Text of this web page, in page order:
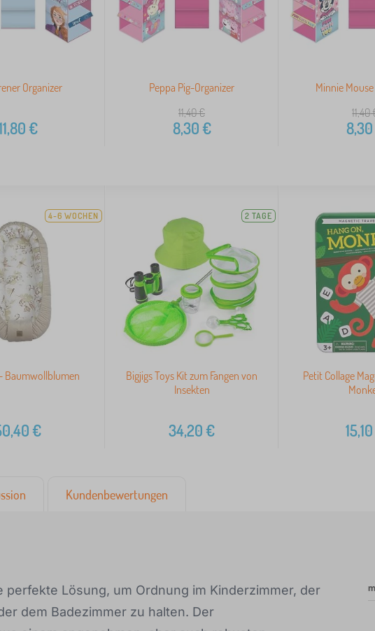
Organizer
€
Peppa Pig-Organizer
11,40€
8,30€
Minnie
11,40
8,30
4-6 WOCHEN
Baumwollblumen
€
2 TAGE
Bigjigs Toys Kit zum Fangen von
Insekten
34,20€
Petit Collage
15,10
Kundenbewertungen
Lösung, um Ordnung im Kinderzimmer, der
dem Badezimmer zu halten. Der